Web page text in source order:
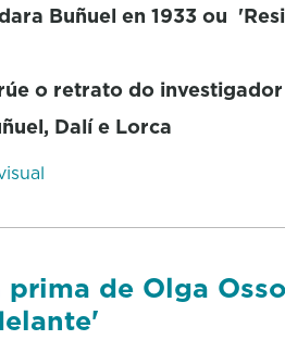
Buñuel en 1933 ou
o retrato do
Dalí e Lorca
prima de Olga